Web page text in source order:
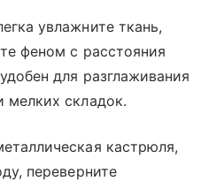
увлажните ткань,
феном с расстояния
для разглаживания
мелких складок.
кастрюля,
переверните